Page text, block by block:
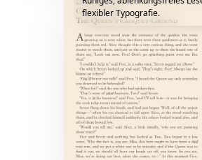
flexibler Typografie.